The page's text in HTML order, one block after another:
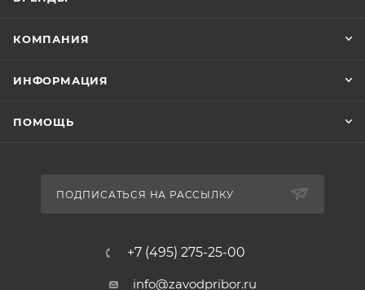
КОМПАНИЯ
ИНФОРМАЦИЯ
ПОМОЩЬ
ПОДПИСАТЬСЯ НА РАССЫЛКУ
+7 (495) 275-25-00
info@zavodpribor.ru